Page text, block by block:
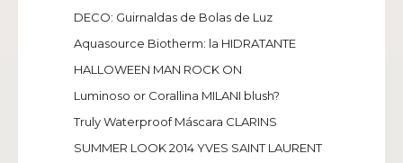
DECO: Guirnaldas de Bolas de Luz
Aquasource Biotherm: la HIDRATANTE
HALLOWEEN MAN ROCK ON
Luminoso or Corallina MILANI blush?
Truly Waterproof Máscara CLARINS
SUMMER LOOK 2014 YVES SAINT LAURENT